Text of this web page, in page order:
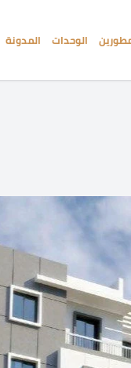
الوحدات المدونة